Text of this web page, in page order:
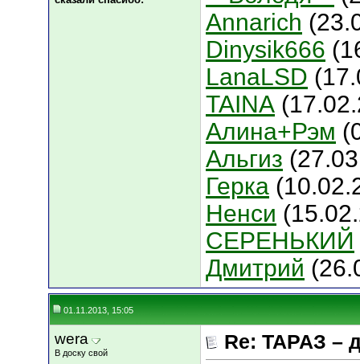
Annarich
Dinysik666
LanaLSD
TAINA
Алина+Рэм
Альгиз
Герка
Ненси
СЕРЕНЬКИЙ
Дмитрий
01.11.2013, 15:05
wera
В доску свой Re: ТАРАЗ –